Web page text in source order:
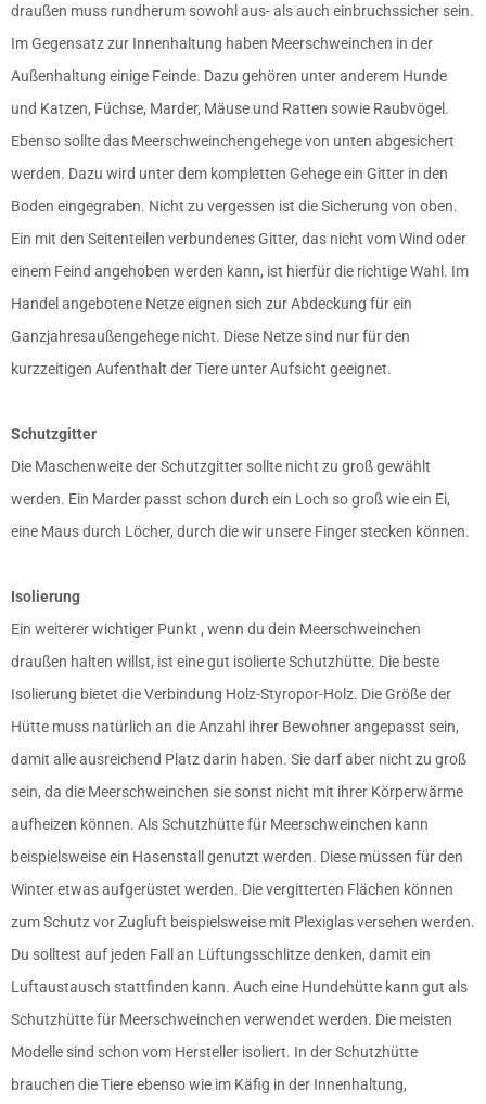
draußen muss rundherum sowohl aus- als auch einbruchssicher sein.
Im Gegensatz zur Innenhaltung haben Meerschweinchen in der
Außenhaltung einige Feinde. Dazu gehören unter anderem Hunde
und Katzen, Füchse, Marder, Mäuse und Ratten sowie Raubvögel.
Ebenso sollte das Meerschweinchengehege von unten abgesichert
werden. Dazu wird unter dem kompletten Gehege ein Gitter in den
Boden eingegraben. Nicht zu vergessen ist die Sicherung von oben.
Ein mit den Seitenteilen verbundenes Gitter, das nicht vom Wind oder
einem Feind angehoben werden kann, ist hierfür die richtige Wahl. Im
Handel angebotene Netze eignen sich zur Abdeckung für ein
Ganzjahresaußengehege nicht. Diese Netze sind nur für den
kurzzeitigen Aufenthalt der Tiere unter Aufsicht geeignet.
Schutzgitter
Die Maschenweite der Schutzgitter sollte nicht zu groß gewählt
werden. Ein Marder passt schon durch ein Loch so groß wie ein Ei,
eine Maus durch Löcher, durch die wir unsere Finger stecken können.
Isolierung
Ein weiterer wichtiger Punkt , wenn du dein Meerschweinchen
draußen halten willst, ist eine gut isolierte Schutzhütte. Die beste
Isolierung bietet die Verbindung Holz-Styropor-Holz. Die Größe der
Hütte muss natürlich an die Anzahl ihrer Bewohner angepasst sein,
damit alle ausreichend Platz darin haben. Sie darf aber nicht zu groß
sein, da die Meerschweinchen sie sonst nicht mit ihrer Körperwärme
aufheizen können. Als Schutzhütte für Meerschweinchen kann
beispielsweise ein Hasenstall genutzt werden. Diese müssen für den
Winter etwas aufgerüstet werden. Die vergitterten Flächen können
zum Schutz vor Zugluft beispielsweise mit Plexiglas versehen werden.
Du solltest auf jeden Fall an Lüftungsschlitze denken, damit ein
Luftaustausch stattfinden kann. Auch eine Hundehütte kann gut als
Schutzhütte für Meerschweinchen verwendet werden. Die meisten
Modelle sind schon vom Hersteller isoliert. In der Schutzhütte
brauchen die Tiere ebenso wie im Käfig in der Innenhaltung,